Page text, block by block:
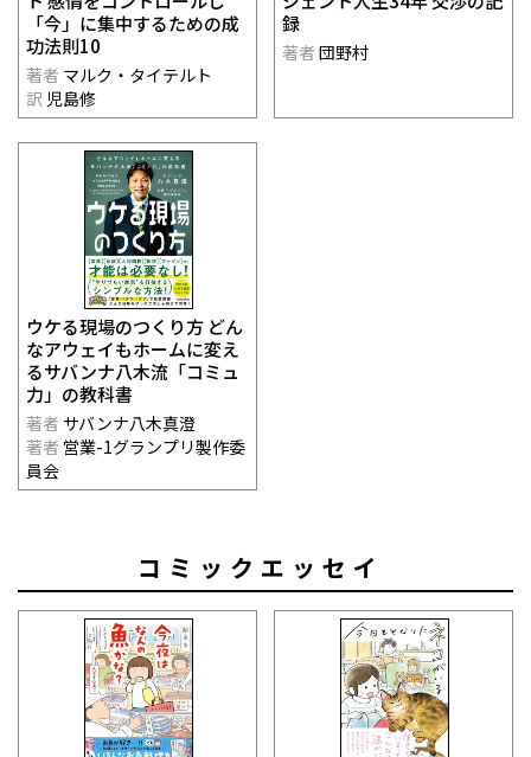
「今」に集中するための成
功法則10
著者 マルク・タイテルト
訳 児島修
録
著者 団野村
ウケる現場のつくり方 どん
なアウェイもホームに変え
るサバンナ八木流「コミュ
力」の教科書
著者 サバンナ八木真澄
著者 営業-1グランプリ製作委
員会
コミックエッセイ